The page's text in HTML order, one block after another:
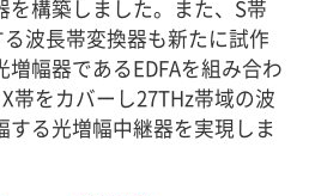
を構築しました。また、S帯
波長帯変換器も新たに試作
増幅器であるEDFAを組み合わ
帯をカバーし27THz帯域の波
する光増幅中継器を実現しま